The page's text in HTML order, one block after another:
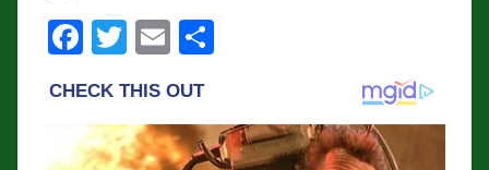
o
k
F
c
e
T
itt
er
E
ail
z